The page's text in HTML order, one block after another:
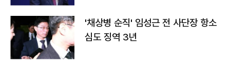
'채상병 순직' 임성근 전 사단장 항소
심도 징역 3년